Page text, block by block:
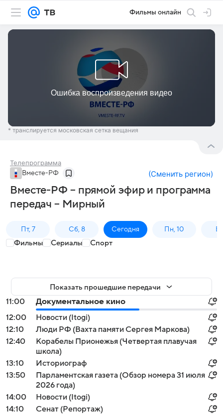
Фильмы онлайн
* транслируется московская сетка вещания
Телепрограмма
Вместе-РФ (Сменить регион)
Вместе-РФ – прямой эфир и программа
передач – Мирный
Пт, 7 Сб, 8 Сегодня Пн, 10
Фильмы Сериалы Спорт
Показать прошедшие передачи
11:00
Документальное кино
12:00
Новости (Itogi)
12:10
Люди РФ (Вахта памяти Сергея Маркова)
12:40
Корабелы Прионежья (Четвертая плавучая
школа)
13:10
Историограф
13:50
Парламентская газета (Обзор номера 31 июля
2026 года)
14:00
Новости (Itogi)
14:10
Сенат (Репортаж)